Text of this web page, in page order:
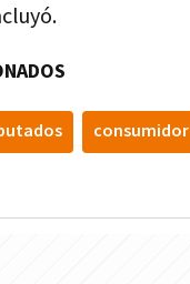
consumidor